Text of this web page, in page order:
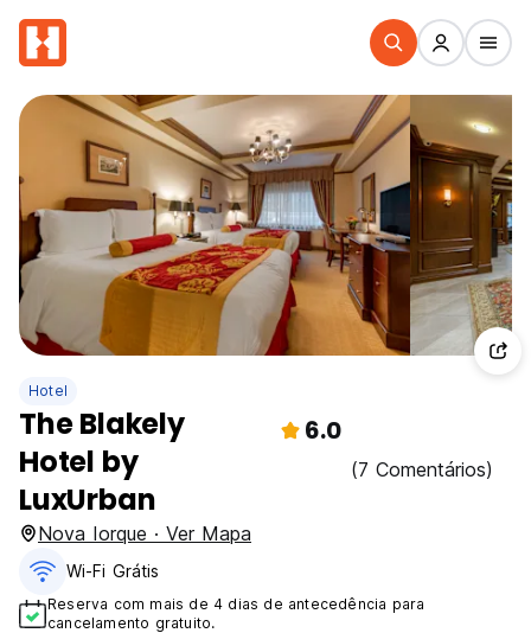
Hotel
The Blakely
Hotel by
LuxUrban
6.0
(7 Comentários)
Nova Iorque · Ver Mapa
Wi-Fi Grátis
Reserva com mais de 4 dias de antecedência para
cancelamento gratuito.